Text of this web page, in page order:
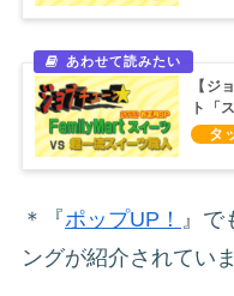
【ジ
ト「
（
＊『ポップUP！
』で
ングが紹介されていま